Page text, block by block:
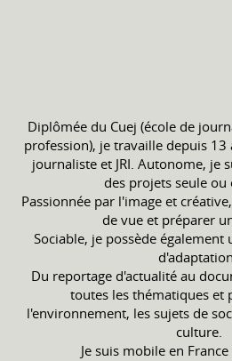
Diplômée du Cuej (école de
profession), je travaille depuis 13
journaliste et JRI. Autonome, je
des projets seule ou
Passionnée par l'image et
de vue et préparer
Sociable, je possède
Du reportage d'actualité au
toutes les thématiques et
l'environnement, les sujets de
culture.
Je suis mobile en